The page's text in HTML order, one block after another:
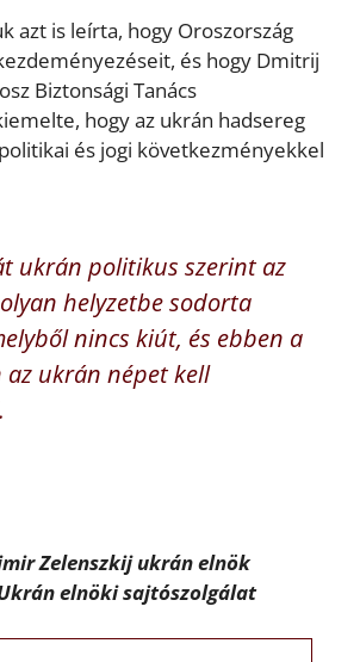
azt is leírta, hogy Oroszország
és hogy Dmitrij
Biztonsági Tanács
hogy az ukrán hadsereg
és jogi következményekkel
ukrán politikus szerint az
helyzetbe sodorta
nincs kiút, és ebben a
ukrán népet kell
Zelenszkij ukrán elnök
elnöki sajtószolgálat